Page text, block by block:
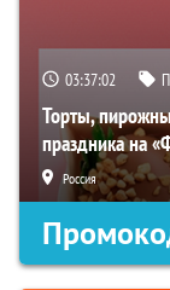
03:37:01
Торты,
праздника на
Россия